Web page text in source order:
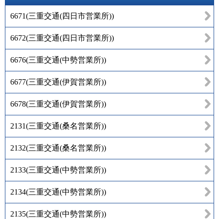
6671(三重交通(四日市営業所))
6672(三重交通(四日市営業所))
6676(三重交通(中勢営業所))
6677(三重交通(伊賀営業所))
6678(三重交通(伊賀営業所))
2131(三重交通(桑名営業所))
2132(三重交通(桑名営業所))
2133(三重交通(中勢営業所))
2134(三重交通(中勢営業所))
2135(三重交通(中勢営業所))